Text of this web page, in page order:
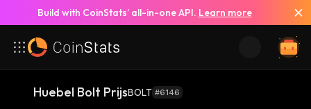
Build with CoinStats’ all-in-one API. Learn more
Huebel Bolt PrijsBOLT #6146